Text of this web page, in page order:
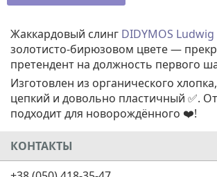
Жаккардовый слинг DIDYMOS Ludwig
золотисто-бирюзовом цвете —
претендент на должность первого
Изготовлен из органического
цепкий и довольно пластичный ✅.
подходит для новорождённого ❤️!
КОНТАКТЫ